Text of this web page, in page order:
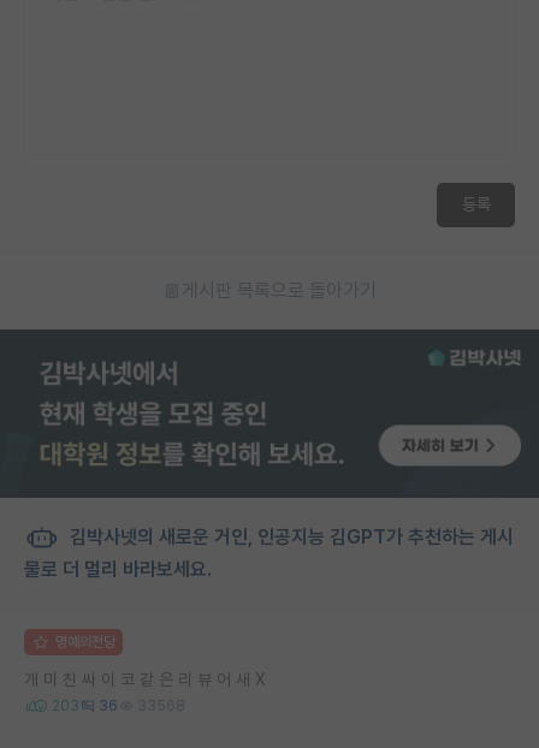
등록
게시판 목록으로 돌아가기
김박사넷의 새로운 거인, 인공지능 김GPT가 추천하는 게시
물로 더 멀리 바라보세요.
명예의전당
개 미 친 싸 이 코 같 은 리 뷰 어 새 X
203 36 33568